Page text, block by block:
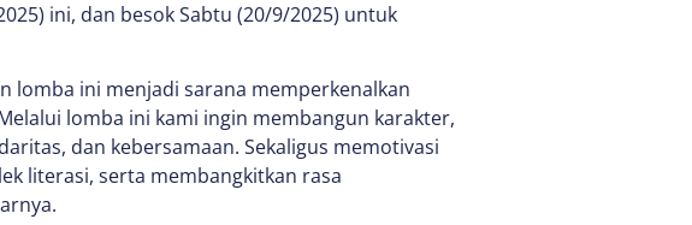
ini, dan besok Sabtu (20/9/2025) untuk
lomba ini menjadi sarana memperkenalkan
lomba ini kami ingin membangun karakter,
dan kebersamaan. Sekaligus memotivasi
literasi, serta membangkitkan rasa